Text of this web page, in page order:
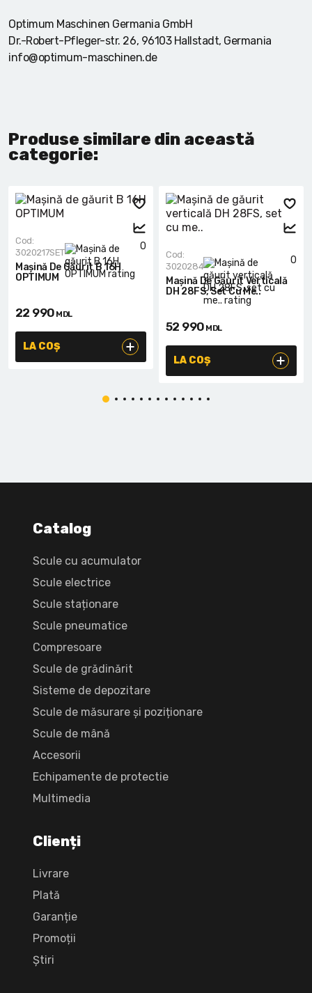
Optimum Maschinen Germania GmbH
Dr.-Robert-Pfleger-str. 26, 96103 Hallstadt, Germania
info@optimum-maschinen.de
Produse similare din această
categorie:
0
Cod:
3020217SET
Mașină De Găurit B 16H
OPTIMUM
22 990 MDL
LA COȘ
0
Cod:
3020284
Mașină De Găurit Verticală
DH 28FS, Set Cu Me..
52 990 MDL
LA COȘ
Catalog
Scule cu acumulator
Scule electrice
Scule staționare
Scule pneumatice
Compresoare
Scule de grădinărit
Sisteme de depozitare
Scule de măsurare și poziționare
Scule de mână
Accesorii
Echipamente de protectie
Multimedia
Clienți
Livrare
Plată
Garanție
Promoții
Știri